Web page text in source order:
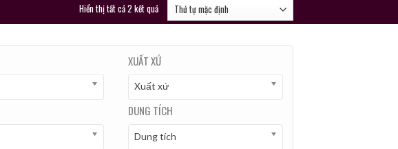
Hiển thị tất cả 2 kết quả
XUẤT XỨ
Xuất xứ
DUNG TÍCH
Dung tích